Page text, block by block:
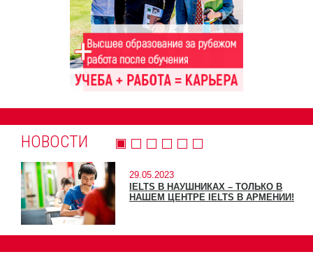
НОВОСТИ
29.05.2023
IELTS В НАУШНИКАХ – ТОЛЬКО В
НАШЕМ ЦЕНТРЕ IELTS В АРМЕНИИ!